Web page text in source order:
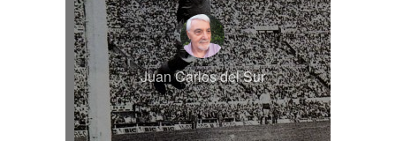
Juan Carlos del Sur